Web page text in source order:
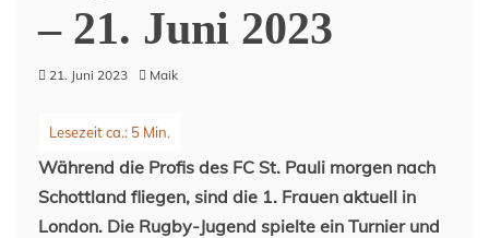
– 21. Juni 2023
21. Juni 2023 Maik
Während die Profis des FC St. Pauli morgen nach
Schottland fliegen, sind die 1. Frauen aktuell in
London. Die Rugby-Jugend spielte ein Turnier und